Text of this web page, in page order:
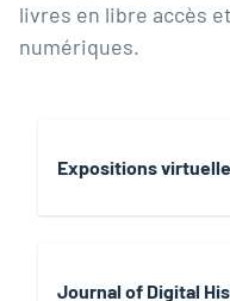
livres en libre accès
numériques.
Expositions
Journal of Digital